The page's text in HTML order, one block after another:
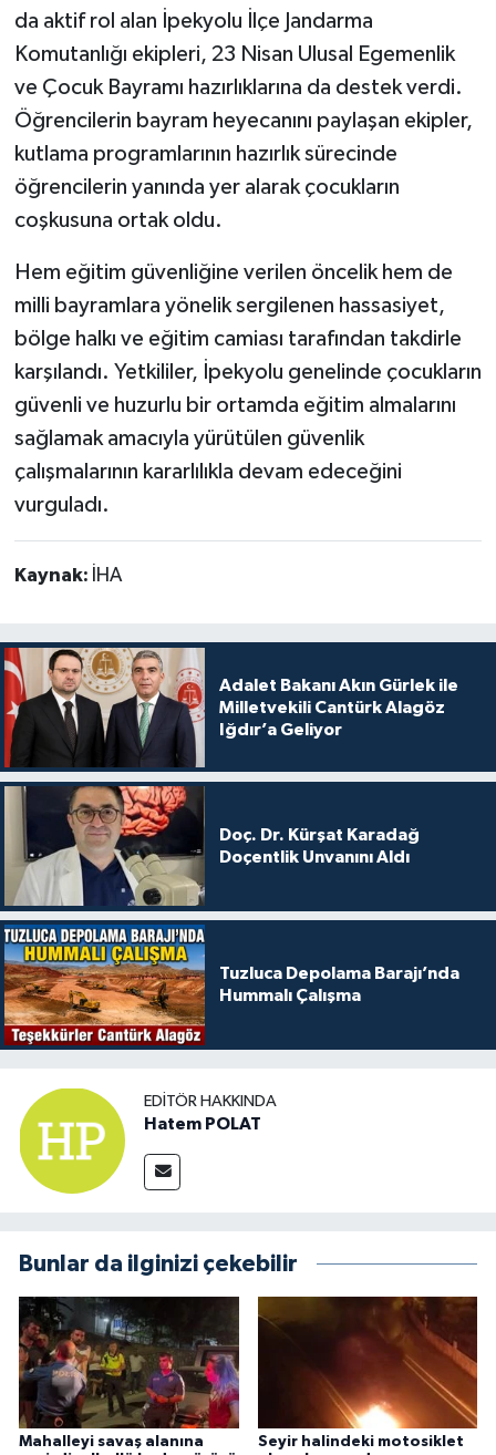
da aktif rol alan İpekyolu İlçe Jandarma
Komutanlığı ekipleri, 23 Nisan Ulusal Egemenlik
ve Çocuk Bayramı hazırlıklarına da destek verdi.
Öğrencilerin bayram heyecanını paylaşan ekipler,
kutlama programlarının hazırlık sürecinde
öğrencilerin yanında yer alarak çocukların
coşkusuna ortak oldu.
Hem eğitim güvenliğine verilen öncelik hem de
milli bayramlara yönelik sergilenen hassasiyet,
bölge halkı ve eğitim camiası tarafından takdirle
karşılandı. Yetkililer, İpekyolu genelinde çocukların
güvenli ve huzurlu bir ortamda eğitim almalarını
sağlamak amacıyla yürütülen güvenlik
çalışmalarının kararlılıkla devam edeceğini
vurguladı.
Kaynak: İHA
Adalet Bakanı Akın Gürlek ile
Milletvekili Cantürk Alagöz
Iğdır’a Geliyor
Doç. Dr. Kürşat Karadağ
Doçentlik Unvanını Aldı
Tuzluca Depolama Barajı’nda
Hummalı Çalışma
EDITÖR HAKKINDA
Hatem POLAT
Bunlar da ilginizi çekebilir
Mahalleyi savaş alanına
Seyir halindeki motosiklet